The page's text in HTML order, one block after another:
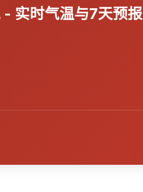
- 实时气温与7天预报